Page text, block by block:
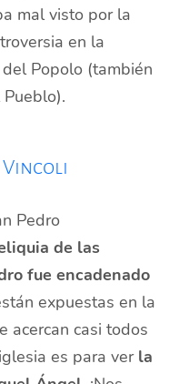
mal visto por la
en la
Popolo (también
Vincoli
Pedro
de las
fue encadenado
expuestas en la
acercan casi todos
es para ver la